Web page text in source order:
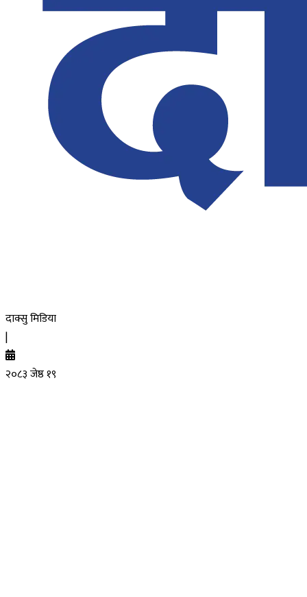
दाक्सु मिडिया
|
२०८३ जेष्ठ १९